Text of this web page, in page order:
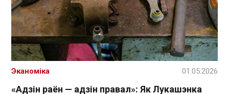
«Адзін раён — адзін правал»: Як Лукашэнка
Эканоміка 01.05.2026